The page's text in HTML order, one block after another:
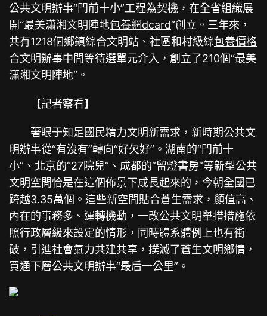
公共文明辦事“門前十小”工程為契機，在全省組織展
開“最美瀟湘文明陣地包養網dcard”創立。三年來，
共有1218個鄉鎮綜合文明站、社區和村級綜包養價格
合文明辦事中間等待選單元介入，創立了210個“最美
瀟湘文明陣地”。
【記者察看】
著眼于知足國民精力文明新需求，新時期公共文
明辦事從“有沒有”轉向“好欠好”。湖南的“門前十
小”、北京的“27院兒”、成都的“留燈書房”等新型公共
文明空間恰是在這個佈景下成長起來的，今朝全國已
跨越3.35萬個。這些新空間貼合蒼生需求，顏值高、
內在的事務多、運轉機動，一改公共文明舉措措施依
照行政層級來設定的情形，同時體系體例上也有衝
破，引進社會氣力共建共享，撲滅了蒼生文明鄉情，
買通下層公共文明辦事“最后一公里”。